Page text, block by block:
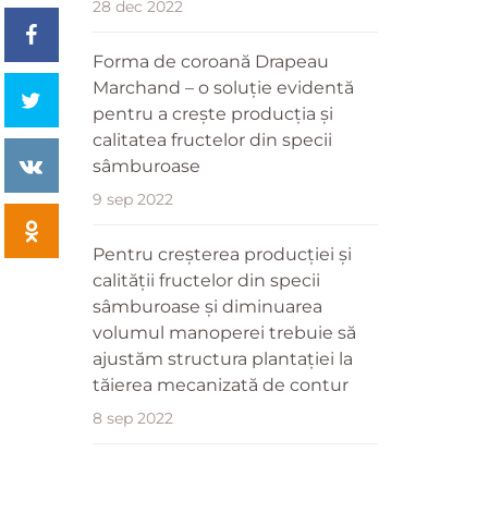
28 dec 2022
Forma de coroană Drapeau
Marchand – o soluție evidentă
pentru a crește producția și
calitatea fructelor din specii
sâmburoase
9 sep 2022
Pentru creșterea producției și
calității fructelor din specii
sâmburoase și diminuarea
volumul manoperei trebuie să
ajustăm structura plantației la
tăierea mecanizată de contur
8 sep 2022